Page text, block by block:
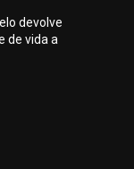
devolve
de vida a